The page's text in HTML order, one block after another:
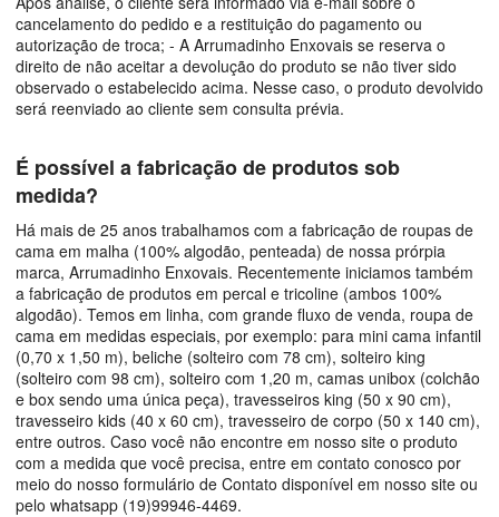
cancelamento do pedido e a restituição do pagamento ou
autorização de troca; - A Arrumadinho Enxovais se reserva o
direito de não aceitar a devolução do produto se não tiver sido
observado o estabelecido acima. Nesse caso, o produto devolvido
será reenviado ao cliente sem consulta prévia.
É possível a fabricação de produtos sob
medida?
Há mais de 25 anos trabalhamos com a fabricação de roupas de
cama em malha (100% algodão, penteada) de nossa prórpia
marca, Arrumadinho Enxovais. Recentemente iniciamos também
a fabricação de produtos em percal e tricoline (ambos 100%
algodão). Temos em linha, com grande fluxo de venda, roupa de
cama em medidas especiais, por exemplo: para mini cama infantil
(0,70 x 1,50 m), beliche (solteiro com 78 cm), solteiro king
(solteiro com 98 cm), solteiro com 1,20 m, camas unibox (colchão
e box sendo uma única peça), travesseiros king (50 x 90 cm),
travesseiro kids (40 x 60 cm), travesseiro de corpo (50 x 140 cm),
entre outros. Caso você não encontre em nosso site o produto
com a medida que você precisa, entre em contato conosco por
meio do nosso formulário de Contato disponível em nosso site ou
pelo whatsapp (19)99946-4469.